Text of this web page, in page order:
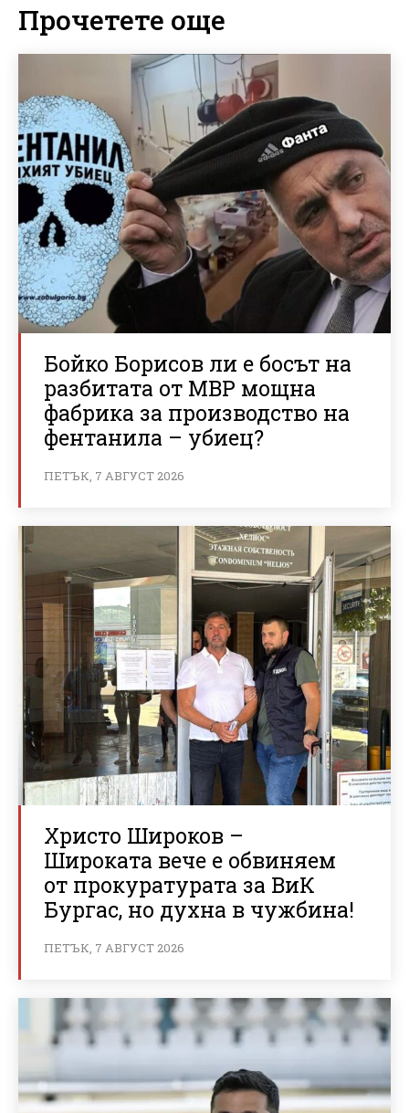
Прочетете още
Бойко Борисов ли е босът на
разбитата от МВР мощна
фабрика за производство на
фентанила – убиец?
ПЕТЪК, 7 АВГУСТ 2026
Христо Широков –
Широката вече е обвиняем
от прокуратурата за ВиК
Бургас, но духна в чужбина!
ПЕТЪК, 7 АВГУСТ 2026